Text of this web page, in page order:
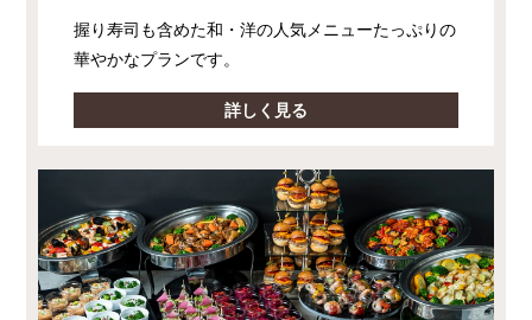
握り寿司も含めた和・洋の人気メニューたっぷりの
華やかなプランです。
詳しく見る